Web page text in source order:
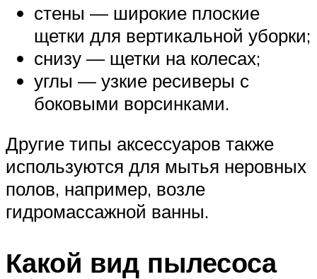
стены — широкие плоские
щетки для вертикальной уборки;
снизу — щетки на колесах;
углы — узкие ресиверы с
боковыми ворсинками.
Другие типы аксессуаров также
используются для мытья неровных
полов, например, возле
гидромассажной ванны.
Какой вид пылесоса